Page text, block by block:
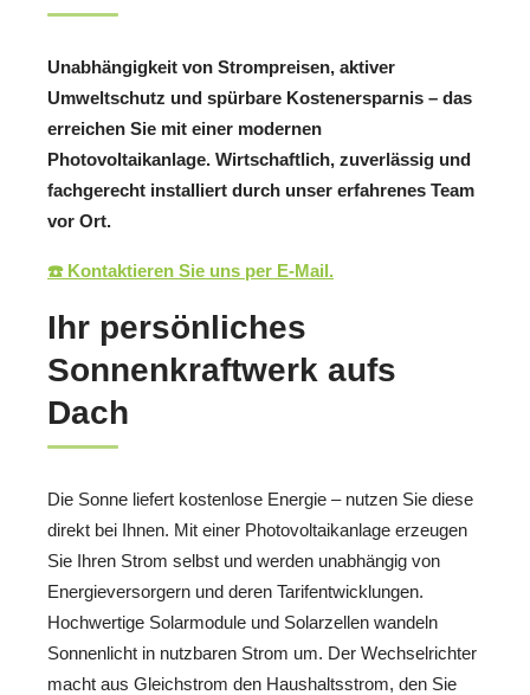
Unabhängigkeit von Strompreisen, aktiver
Umweltschutz und spürbare Kostenersparnis – das
erreichen Sie mit einer modernen
Photovoltaikanlage. Wirtschaftlich, zuverlässig und
fachgerecht installiert durch unser erfahrenes Team
vor Ort.
☎️ Kontaktieren Sie uns per E-Mail.
Ihr persönliches
Sonnenkraftwerk aufs
Dach
Die Sonne liefert kostenlose Energie – nutzen Sie diese
direkt bei Ihnen. Mit einer Photovoltaikanlage erzeugen
Sie Ihren Strom selbst und werden unabhängig von
Energieversorgern und deren Tarifentwicklungen.
Hochwertige Solarmodule und Solarzellen wandeln
Sonnenlicht in nutzbaren Strom um. Der Wechselrichter
macht aus Gleichstrom den Haushaltsstrom, den Sie